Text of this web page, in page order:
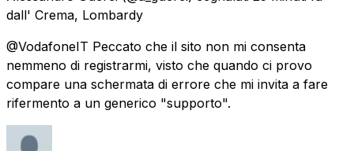
dall' Crema, Lombardy
@VodafoneIT Peccato che il sito non mi consenta
nemmeno di registrarmi, visto che quando ci provo
compare una schermata di errore che mi invita a fare
rifermento a un generico "supporto".